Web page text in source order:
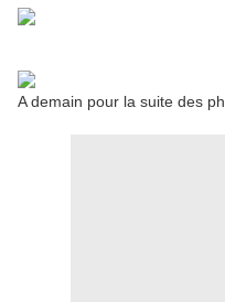
A demain pour la suite des